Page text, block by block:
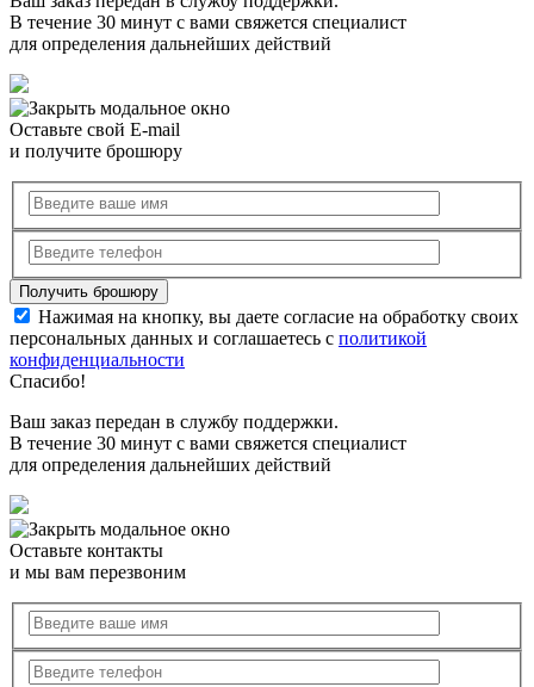
В течение 30 минут с вами свяжется специалист
для определения дальнейших действий
Оставьте свой E-mail
и получите брошюру
Нажимая на кнопку, вы даете согласие на обработку своих
персональных данных и соглашаетесь с политикой
конфиденциальности
Спасибо!
Ваш заказ передан в службу поддержки.
В течение 30 минут с вами свяжется специалист
для определения дальнейших действий
Оставьте контакты
и мы вам перезвоним